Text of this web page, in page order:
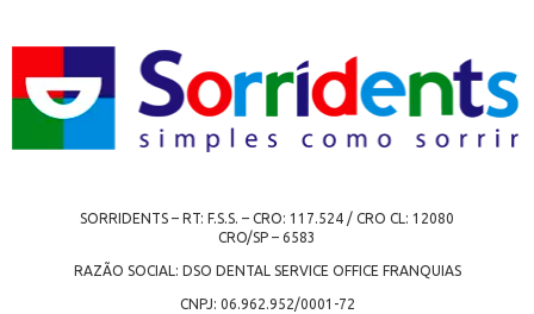
SORRIDENTS – RT: F.S.S. – CRO: 117.524 / CRO CL: 12080
CRO/SP – 6583
RAZÃO SOCIAL: DSO DENTAL SERVICE OFFICE FRANQUIAS
CNPJ: 06.962.952/0001-72